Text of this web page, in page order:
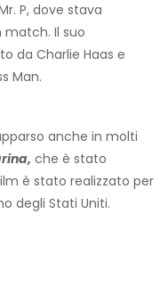
P, dove stava
Il suo
da Charlie Haas e
Man.
anche in molti
che è stato
è stato realizzato per
degli Stati Uniti.